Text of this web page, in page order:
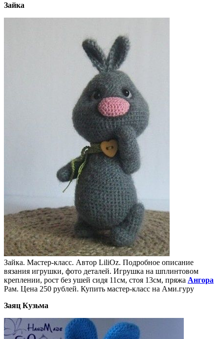
Зайка
Зайка. Мастер-класс. Автор LiliOz. Подробное описание
вязания игрушки, фото деталей. Игрушка на шплинтовом
креплении, рост без ушей сидя 11см, стоя 13см, пряжа Ангора
Рам. Цена 250 рублей. Купить мастер-класс на Ами.гуру
Заяц Кузьма